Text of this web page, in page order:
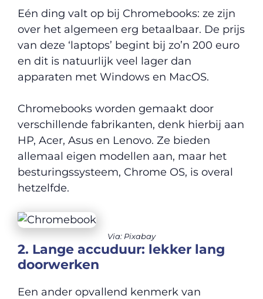
Eén ding valt op bij Chromebooks: ze zijn
over het algemeen erg betaalbaar. De prijs
van deze ‘laptops’ begint bij zo’n 200 euro
en dit is natuurlijk veel lager dan
apparaten met Windows en MacOS.
Chromebooks worden gemaakt door
verschillende fabrikanten, denk hierbij aan
HP, Acer, Asus en Lenovo. Ze bieden
allemaal eigen modellen aan, maar het
besturingssysteem, Chrome OS, is overal
hetzelfde.
Via: Pixabay
2. Lange accuduur: lekker lang
doorwerken
Een ander opvallend kenmerk van